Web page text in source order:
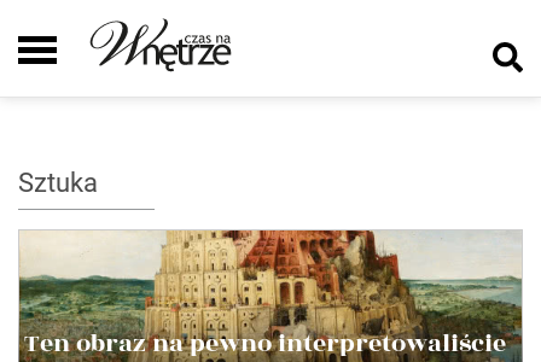
Sztuka
Ten obraz na pewno interpretowaliście